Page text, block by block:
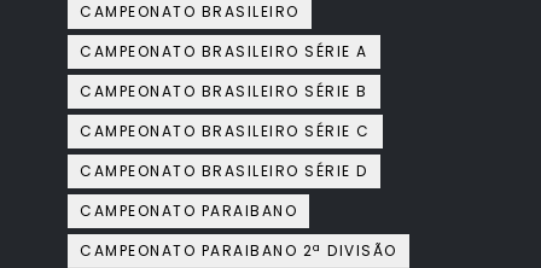
CAMPEONATO BRASILEIRO
CAMPEONATO BRASILEIRO SÉRIE A
CAMPEONATO BRASILEIRO SÉRIE B
CAMPEONATO BRASILEIRO SÉRIE C
CAMPEONATO BRASILEIRO SÉRIE D
CAMPEONATO PARAIBANO
CAMPEONATO PARAIBANO 2ª DIVISÃO